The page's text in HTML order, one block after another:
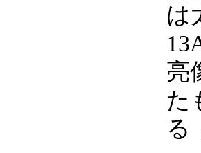
は
亮
た
る